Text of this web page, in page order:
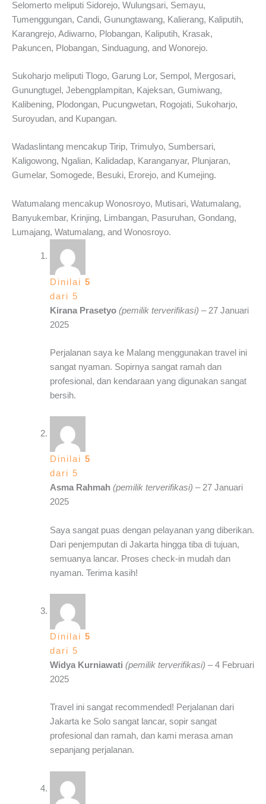
Selomerto meliputi Sidorejo, Wulungsari, Semayu,
Tumenggungan, Candi, Gunungtawang, Kalierang, Kaliputih,
Karangrejo, Adiwarno, Plobangan, Kaliputih, Krasak,
Pakuncen, Plobangan, Sinduagung, and Wonorejo.
Sukoharjo meliputi Tlogo, Garung Lor, Sempol, Mergosari,
Gunungtugel, Jebengplampitan, Kajeksan, Gumiwang,
Kalibening, Plodongan, Pucungwetan, Rogojati, Sukoharjo,
Suroyudan, and Kupangan.
Wadaslintang mencakup Tirip, Trimulyo, Sumbersari,
Kaligowong, Ngalian, Kalidadap, Karanganyar, Plunjaran,
Gumelar, Somogede, Besuki, Erorejo, and Kumejing.
Watumalang mencakup Wonosroyo, Mutisari, Watumalang,
Banyukembar, Krinjing, Limbangan, Pasuruhan, Gondang,
Lumajang, Watumalang, and Wonosroyo.
Dinilai 5
dari 5
Kirana Prasetyo (pemilik terverifikasi) – 27 Januari
2025
Perjalanan saya ke Malang menggunakan travel ini
sangat nyaman. Sopirnya sangat ramah dan
profesional, dan kendaraan yang digunakan sangat
bersih.
Dinilai 5
dari 5
Asma Rahmah (pemilik terverifikasi) – 27 Januari
2025
Saya sangat puas dengan pelayanan yang diberikan.
Dari penjemputan di Jakarta hingga tiba di tujuan,
semuanya lancar. Proses check-in mudah dan
nyaman. Terima kasih!
Dinilai 5
dari 5
Widya Kurniawati (pemilik terverifikasi) – 4 Februari
2025
Travel ini sangat recommended! Perjalanan dari
Jakarta ke Solo sangat lancar, sopir sangat
profesional dan ramah, dan kami merasa aman
sepanjang perjalanan.